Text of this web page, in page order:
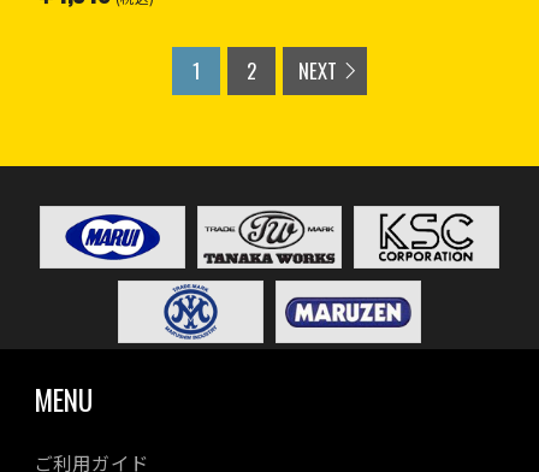
1 2 NEXT
MENU
ご利用ガイド